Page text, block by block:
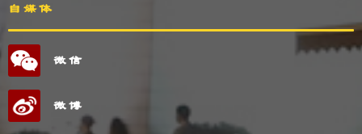
自媒体
微信
微博